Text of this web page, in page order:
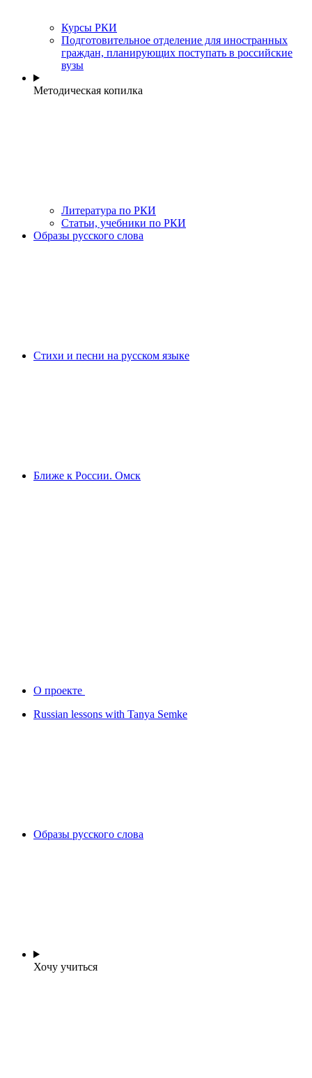
Курсы РКИ
Подготовительное отделение для иностранных
граждан, планирующих поступать в российские
вузы
Методическая копилка
Литература по РКИ
Статьи, учебники по РКИ
Образы русского слова
Стихи и песни на русском языке
Ближе к России. Омск
О проекте
Russian lessons with Tanya Semke
Образы русского слова
Хочу учиться